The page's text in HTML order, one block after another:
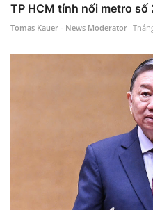
TP HCM tính nối metro số
Tomas Kauer - News Moderator